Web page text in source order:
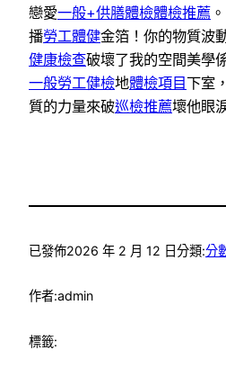
戀愛一般+供膳體檢體檢推薦
播勞工體健金箔！你的物質波
健康檢查破壞了我的空間美學
一般勞工健檢地體檢項目下室
質的力量來破巡檢推薦壞他眼
已發佈2026 年 2 月 12 日分類:分
作者:admin
標籤: